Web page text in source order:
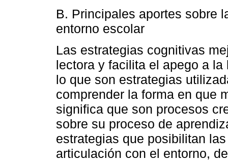
B. Principales aportes sobre
entorno escolar
Las estrategias cognitivas
lectora y facilita el apego a
lo que son estrategias
comprender la forma en que
significa que son procesos
sobre su proceso de
estrategias que posibilitan
articulación con el entorno,